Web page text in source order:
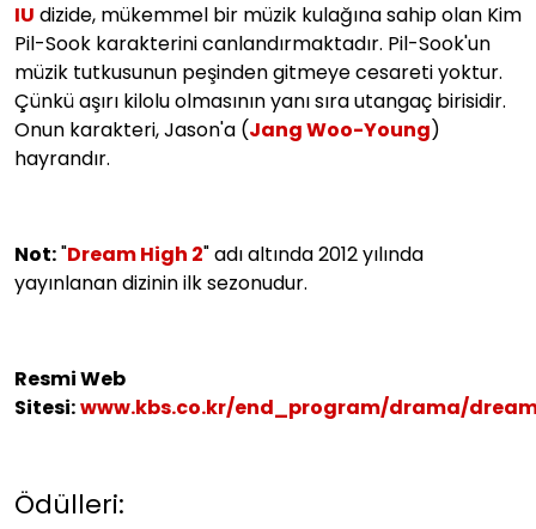
IU dizide, mükemmel bir müzik kulağına sahip olan Kim
Pil-Sook karakterini canlandırmaktadır. Pil-Sook'un
müzik tutkusunun peşinden gitmeye cesareti yoktur.
Çünkü aşırı kilolu olmasının yanı sıra utangaç birisidir.
Onun karakteri, Jason'a (Jang Woo-Young)
hayrandır.
Not:"Dream High 2" adı altında 2012 yılında
yayınlanan dizinin ilk sezonudur.
Resmi Web
Sitesi:www.kbs.co.kr/end_program/drama/
Ödülleri: